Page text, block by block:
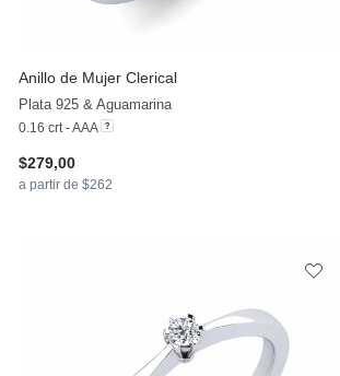
Anillo de Mujer Clerical
Plata 925 & Aguamarina
0.16 crt - AAA
$279,00
a partir de $262